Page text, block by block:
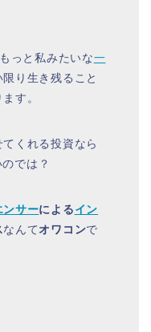
っと私みたいな一
り生き残ること
す。
くれる投資なら
では？
ンサーによるイン
なんてオワコンで